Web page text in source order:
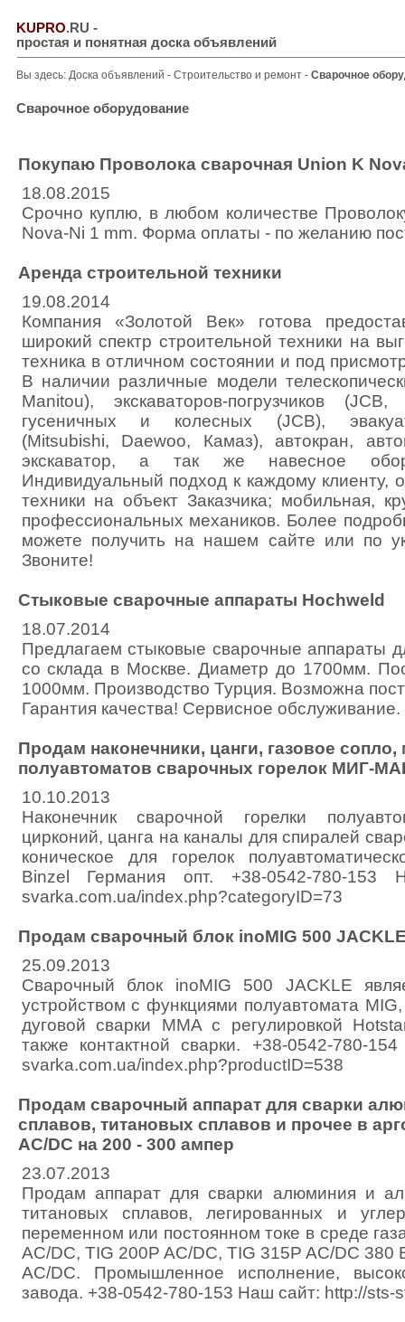
KUPRO.RU -
простая и понятная доска объявлений
Вы здесь: Доска объявлений - Строительство и ремонт - Сварочное
Сварочное оборудование
Покупаю Проволока сварочная Union K
18.08.2015
Срочно куплю, в любом количестве
Nova-Ni 1 mm. Форма оплаты - по желанию
Аренда строительной техники
19.08.2014
Компания «Золотой Век» готова
широкий спектр строительной техники на
техника в отличном состоянии и под
В наличии различные модели
Manitou), экскаваторов-погрузчиков
гусеничных и колесных (JCB),
(Mitsubishi, Daewoo, Камаз), автокран,
экскаватор, а так же навесное
Индивидуальный подход к каждому клиенту,
техники на объект Заказчика; мобильная,
профессиональных механиков. Более
можете получить на нашем сайте или по
Звоните!
Стыковые сварочные аппараты Hochweld
18.07.2014
Предлагаем стыковые сварочные аппараты
со склада в Москве. Диаметр до 1700мм.
1000мм. Производство Турция. Возможна
Гарантия качества! Сервисное обслуживание.
Продам наконечники, цанги, газовое
полуавтоматов сварочных горелок МИГ-
10.10.2013
Наконечник сварочной горелки
цирконий, цанга на каналы для спиралей
коническое для горелок
Binzel Германия опт. +38-0542-780-153
svarka.com.ua/index.php?categoryID=73
Продам сварочный блок inoMIG 500
25.09.2013
Сварочный блок inoMIG 500 JACKLE
устройством с функциями полуавтомата
дуговой сварки MMA с регулировкой
также контактной сварки. +38-0542-780-
svarka.com.ua/index.php?productID=538
Продам сварочный аппарат для сварки
сплавов, титановых сплавов и прочее в
АС/DC на 200 - 300 ампер
23.07.2013
Продам аппарат для сварки алюминия и
титановых сплавов, легированных и
переменном или постоянном токе в среде
AC/DC, TIG 200P AC/DC, TIG 315P AC/DC 380
AC/DC. Промышленное исполнение,
завода. +38-0542-780-153 Наш сайт: http://sts-